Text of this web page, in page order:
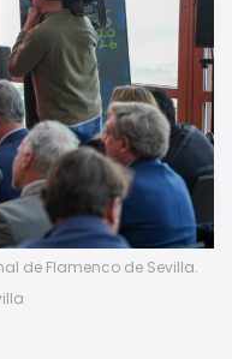
de Flamenco de Sevilla.